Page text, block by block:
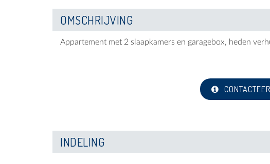
OMSCHRIJVING
Appartement met 2 slaapkamers en garagebox, heden
INDELING